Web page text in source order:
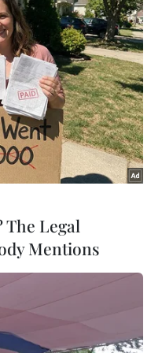
cốt
#Mộ cổ
Hải Phòng Nga
Bộ Y
The Legal
Mentions